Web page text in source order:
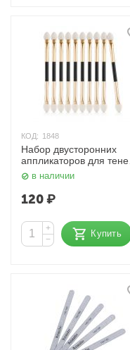
КОД: 1848
Набор двусторонних
аппликаторов для теней
Nail Art
в наличии
120₽
+
−
Купить